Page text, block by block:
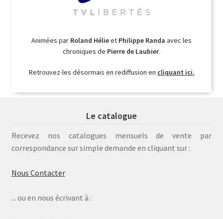
Animées par Roland Hélieet Philippe Randa avec les
chroniques de Pierre de Laubier.
Retrouvez-les désormais en rediffusion en cliquant ici.
Le catalogue
Recevez nos catalogues mensuels de vente par
correspondance sur simple demande en cliquant sur :
Nous Contacter
... ou en nous écrivant à :